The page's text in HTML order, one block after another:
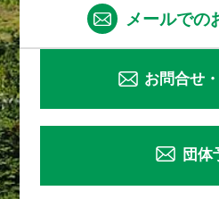
メールでの
お問合せ
団体